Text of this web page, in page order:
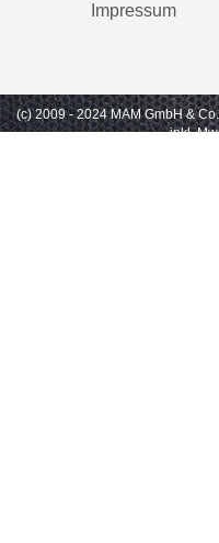
Impressum
(c) 2009 - 2024 MAM GmbH &
inkl.